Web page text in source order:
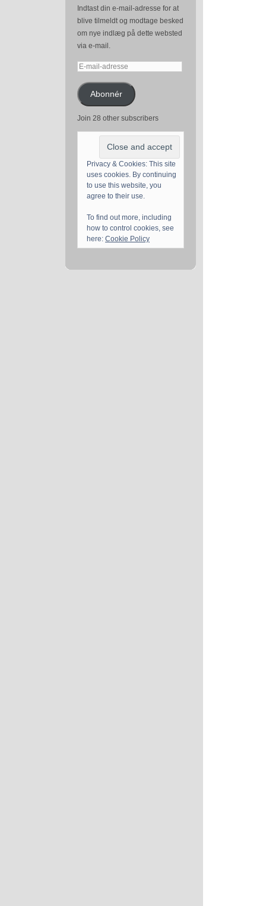
Indtast din e-mail-adresse for at
blive tilmeldt og modtage besked
om nye indlæg på dette websted
via e-mail.
E-
adresseAbonnér
Join 28 other subscribers
Privacy & Cookies: This site
uses cookies. By continuing
to use this website, you
agree to their use.
To find out more, including
how to control cookies, see
here: Cookie Policy